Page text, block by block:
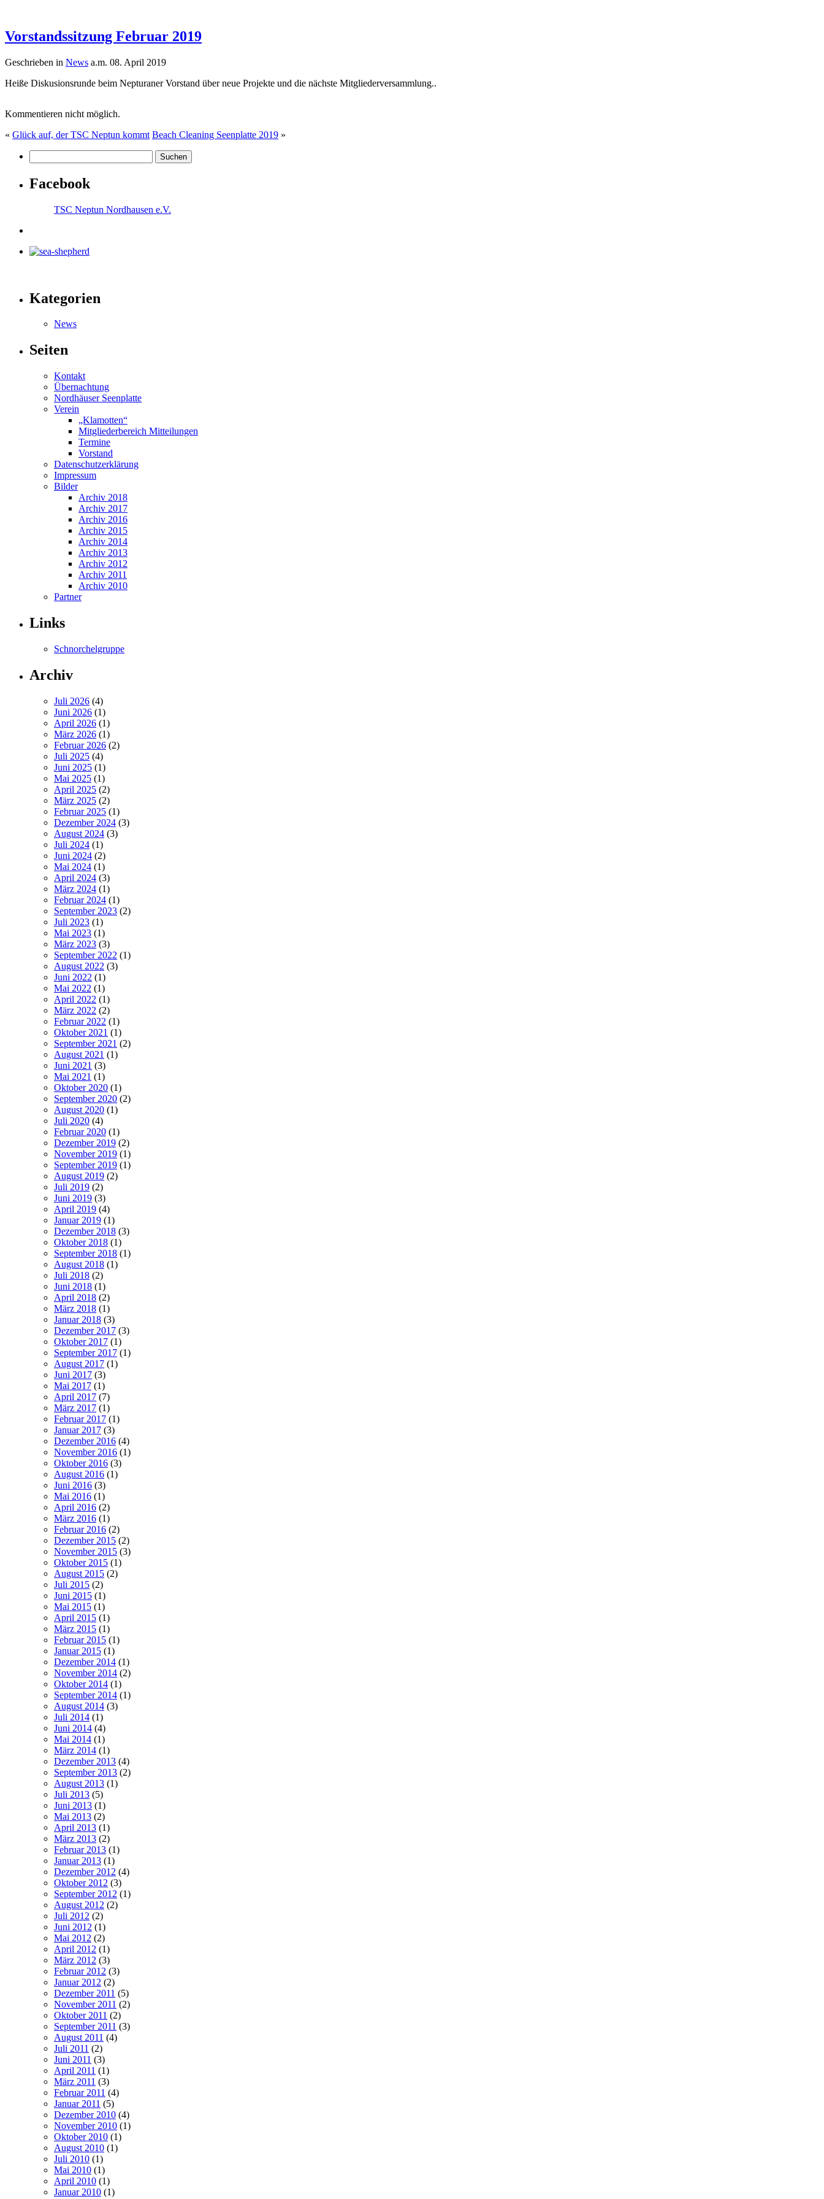
Vorstandssitzung Februar 2019
Geschrieben in News a.m. 08. April 2019
Heiße Diskusionsrunde beim Nepturaner Vorstand über neue Projekte und die nächste Mitgliederversammlung..
Kommentieren nicht möglich.
« Glück auf, der TSC Neptun kommt Beach Cleaning Seenplatte 2019 »
Facebook
TSC Neptun Nordhausen e.V.
Kategorien
News
Seiten
Kontakt
Übernachtung
Nordhäuser Seenplatte
Verein
„Klamotten“
Mitgliederbereich Mitteilungen
Termine
Vorstand
Datenschutzerklärung
Impressum
Bilder
Archiv 2018
Archiv 2017
Archiv 2016
Archiv 2015
Archiv 2014
Archiv 2013
Archiv 2012
Archiv 2011
Archiv 2010
Partner
Links
Schnorchelgruppe
Archiv
Juli 2026 (4)
Juni 2026 (1)
April 2026 (1)
März 2026 (1)
Februar 2026 (2)
Juli 2025 (4)
Juni 2025 (1)
Mai 2025 (1)
April 2025 (2)
März 2025 (2)
Februar 2025 (1)
Dezember 2024 (3)
August 2024 (3)
Juli 2024 (1)
Juni 2024 (2)
Mai 2024 (1)
April 2024 (3)
März 2024 (1)
Februar 2024 (1)
September 2023 (2)
Juli 2023 (1)
Mai 2023 (1)
März 2023 (3)
September 2022 (1)
August 2022 (3)
Juni 2022 (1)
Mai 2022 (1)
April 2022 (1)
März 2022 (2)
Februar 2022 (1)
Oktober 2021 (1)
September 2021 (2)
August 2021 (1)
Juni 2021 (3)
Mai 2021 (1)
Oktober 2020 (1)
September 2020 (2)
August 2020 (1)
Juli 2020 (4)
Februar 2020 (1)
Dezember 2019 (2)
November 2019 (1)
September 2019 (1)
August 2019 (2)
Juli 2019 (2)
Juni 2019 (3)
April 2019 (4)
Januar 2019 (1)
Dezember 2018 (3)
Oktober 2018 (1)
September 2018 (1)
August 2018 (1)
Juli 2018 (2)
Juni 2018 (1)
April 2018 (2)
März 2018 (1)
Januar 2018 (3)
Dezember 2017 (3)
Oktober 2017 (1)
September 2017 (1)
August 2017 (1)
Juni 2017 (3)
Mai 2017 (1)
April 2017 (7)
März 2017 (1)
Februar 2017 (1)
Januar 2017 (3)
Dezember 2016 (4)
November 2016 (1)
Oktober 2016 (3)
August 2016 (1)
Juni 2016 (3)
Mai 2016 (1)
April 2016 (2)
März 2016 (1)
Februar 2016 (2)
Dezember 2015 (2)
November 2015 (3)
Oktober 2015 (1)
August 2015 (2)
Juli 2015 (2)
Juni 2015 (1)
Mai 2015 (1)
April 2015 (1)
März 2015 (1)
Februar 2015 (1)
Januar 2015 (1)
Dezember 2014 (1)
November 2014 (2)
Oktober 2014 (1)
September 2014 (1)
August 2014 (3)
Juli 2014 (1)
Juni 2014 (4)
Mai 2014 (1)
März 2014 (1)
Dezember 2013 (4)
September 2013 (2)
August 2013 (1)
Juli 2013 (5)
Juni 2013 (1)
Mai 2013 (2)
April 2013 (1)
März 2013 (2)
Februar 2013 (1)
Januar 2013 (1)
Dezember 2012 (4)
Oktober 2012 (3)
September 2012 (1)
August 2012 (2)
Juli 2012 (2)
Juni 2012 (1)
Mai 2012 (2)
April 2012 (1)
März 2012 (3)
Februar 2012 (3)
Januar 2012 (2)
Dezember 2011 (5)
November 2011 (2)
Oktober 2011 (2)
September 2011 (3)
August 2011 (4)
Juli 2011 (2)
Juni 2011 (3)
April 2011 (1)
März 2011 (3)
Februar 2011 (4)
Januar 2011 (5)
Dezember 2010 (4)
November 2010 (1)
Oktober 2010 (1)
August 2010 (1)
Juli 2010 (1)
Mai 2010 (1)
April 2010 (1)
Januar 2010 (1)